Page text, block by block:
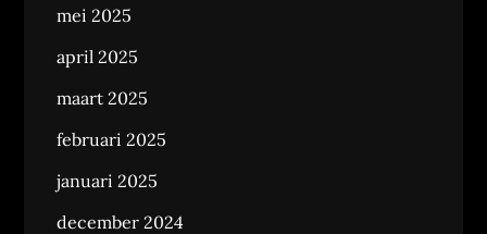
mei 2025
april 2025
maart 2025
februari 2025
januari 2025
december 2024